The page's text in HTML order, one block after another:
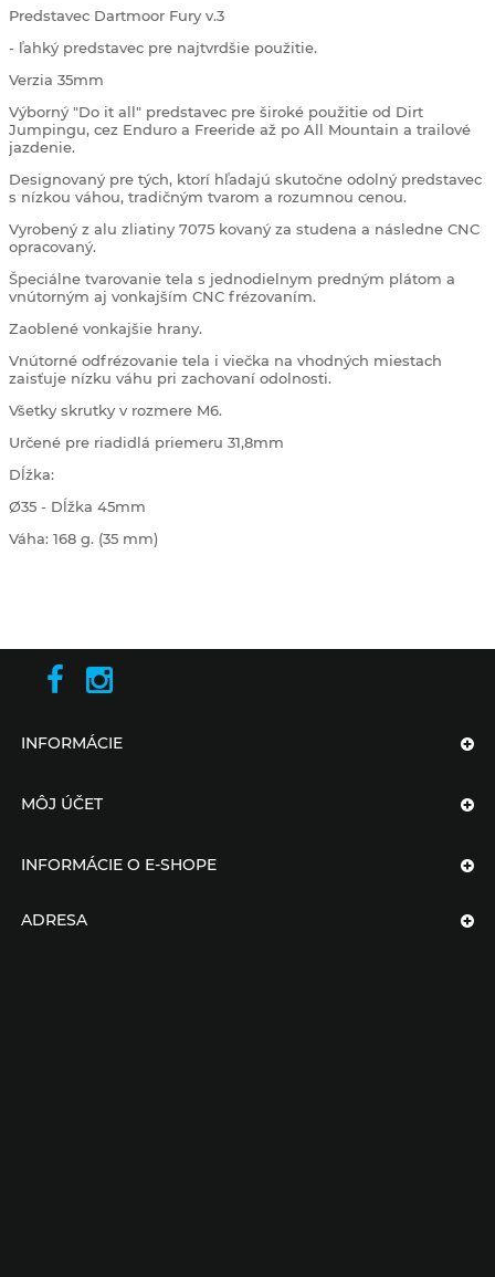
Predstavec Dartmoor Fury v.3
- ľahký predstavec pre najtvrdšie použitie.
Verzia 35mm
Výborný "Do it all" predstavec pre široké použitie od Dirt
Jumpingu, cez Enduro a Freeride až po All Mountain a trailové
jazdenie.
Designovaný pre tých, ktorí hľadajú skutočne odolný predstavec
s nízkou váhou, tradičným tvarom a rozumnou cenou.
Vyrobený z alu zliatiny 7075 kovaný za studena a následne CNC
opracovaný.
Špeciálne tvarovanie tela s jednodielnym predným plátom a
vnútorným aj vonkajším CNC frézovaním.
Zaoblené vonkajšie hrany.
Vnútorné odfrézovanie tela i viečka na vhodných miestach
zaisťuje nízku váhu pri zachovaní odolnosti.
Všetky skrutky v rozmere M6.
Určené pre riadidlá priemeru 31,8mm
Dĺžka:
Ø35 - Dĺžka 45mm
Váha: 168 g. (35 mm)
INFORMÁCIE
MÔJ ÚČET
INFORMÁCIE O E-SHOPE
ADRESA